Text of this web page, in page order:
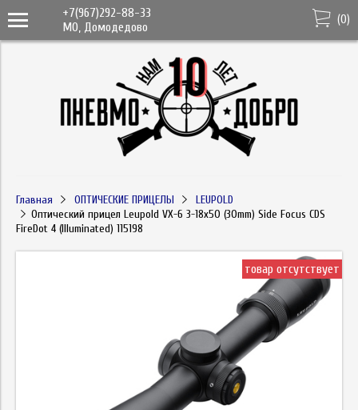
+7(967)292-88-33
МО, Домодедово
(0)
Главная ОПТИЧЕСКИЕ ПРИЦЕЛЫ
LEUPOLD
Оптический прицел Leupold VX-6 3-18x50 (30mm) Side Focus CDS
FireDot 4 (Illuminated) 115198
товар отсутствует